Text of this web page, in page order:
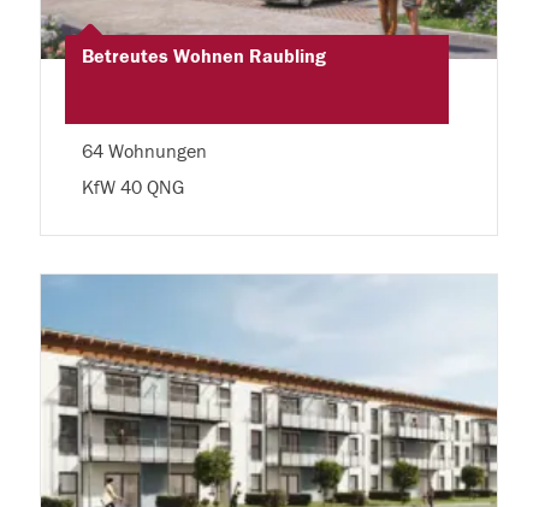
Betreutes Wohnen Raubling
64 Wohnungen
KfW 40 QNG